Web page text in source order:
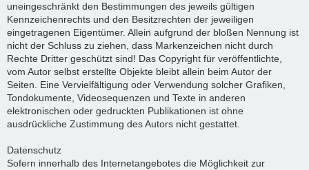
uneingeschränkt den Bestimmungen des jeweils gültigen
Kennzeichenrechts und den Besitzrechten der jeweiligen
eingetragenen Eigentümer. Allein aufgrund der bloßen Nennung ist
nicht der Schluss zu ziehen, dass Markenzeichen nicht durch
Rechte Dritter geschützt sind! Das Copyright für veröffentlichte,
vom Autor selbst erstellte Objekte bleibt allein beim Autor der
Seiten. Eine Vervielfältigung oder Verwendung solcher Grafiken,
Tondokumente, Videosequenzen und Texte in anderen
elektronischen oder gedruckten Publikationen ist ohne
ausdrückliche Zustimmung des Autors nicht gestattet.
Datenschutz
Sofern innerhalb des Internetangebotes die Möglichkeit zur